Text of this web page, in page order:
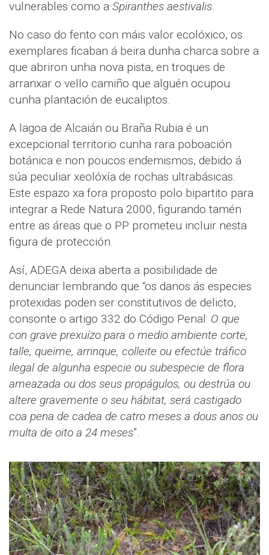
vulnerables como a Spiranthes aestivalis.
No caso do fento con máis valor ecolóxico, os
exemplares ficaban á beira dunha charca sobre a
que abriron unha nova pista, en troques de
arranxar o vello camiño que alguén ocupou
cunha plantación de eucaliptos.
A lagoa de Alcaián ou Braña Rubia é un
excepcional territorio cunha rara poboación
botánica e non poucos endemismos, debido á
súa peculiar xeolóxía de rochas ultrabásicas.
Este espazo xa fora proposto polo bipartito para
integrar a Rede Natura 2000, figurando tamén
entre as áreas que o PP prometeu incluir nesta
figura de protección.
Así, ADEGA deixa aberta a posibilidade de
denunciar lembrando que “os danos ás especies
protexidas poden ser constitutivos de delicto,
consonte o artigo 332 do Código Penal: O que
con grave prexuízo para o medio ambiente corte,
talle, queime, arrinque, colleite ou efectúe tráfico
ilegal de algunha especie ou subespecie de flora
ameazada ou dos seus propágulos, ou destrúa ou
altere gravemente o seu hábitat, será castigado
coa pena de cadea de catro meses a dous anos ou
multa de oito a 24 meses”.